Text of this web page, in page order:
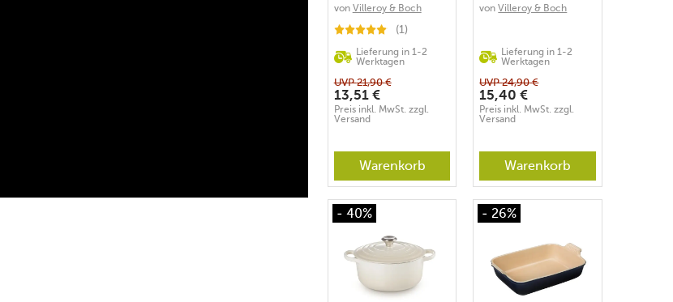
von Villeroy & Boch
(1)
Lieferung in 1-2
Werktagen
UVP21,90 €
13,51 €
Preis inkl. MwSt. zzgl.
Versand
Warenkorb
vonVilleroy & Boch
Lieferung in 1-2
Werktagen
UVP24,90 €
15,40 €
Preis inkl. MwSt. zzgl.
Versand
Warenkorb
- 40% - 26%